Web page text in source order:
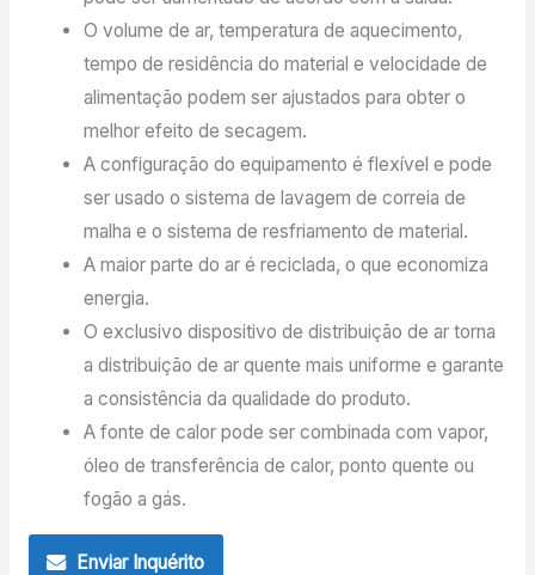
O volume de ar, temperatura de aquecimento,
tempo de residência do material e velocidade de
alimentação podem ser ajustados para obter o
melhor efeito de secagem.
A configuração do equipamento é flexível e pode
ser usado o sistema de lavagem de correia de
malha e o sistema de resfriamento de material.
A maior parte do ar é reciclada, o que economiza
energia.
O exclusivo dispositivo de distribuição de ar torna
a distribuição de ar quente mais uniforme e garante
a consistência da qualidade do produto.
A fonte de calor pode ser combinada com vapor,
óleo de transferência de calor, ponto quente ou
fogão a gás.
Enviar Inquérito